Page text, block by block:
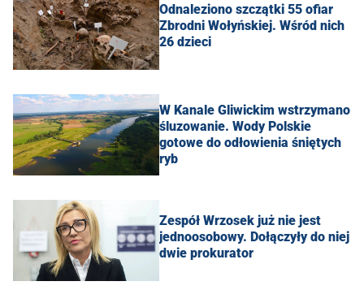
Odnaleziono szczątki 55 ofiar
Zbrodni Wołyńskiej. Wśród nich
26 dzieci
W Kanale Gliwickim wstrzymano
śluzowanie. Wody Polskie
gotowe do odłowienia śniętych
ryb
Zespół Wrzosek już nie jest
jednoosobowy. Dołączyły do niej
dwie prokurator